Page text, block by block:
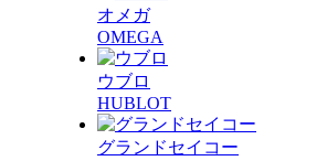
オメガ
OMEGA
ウブロ
HUBLOT
グランドセイコー